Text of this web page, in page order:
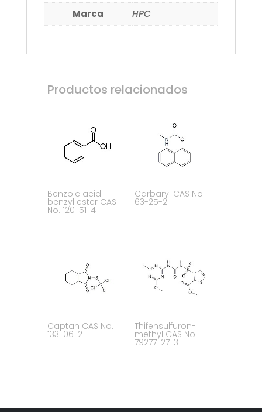
Marca
HPC
Productos relacionados
Benzoic acid
benzyl ester CAS
No. 120-51-4
Carbaryl CAS No.
63-25-2
Captan CAS No.
133-06-2
Thifensulfuron-
methyl CAS No.
79277-27-3